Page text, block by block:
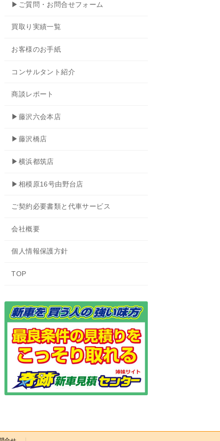
▶ご質問・お問合せフォーム
買取り実績一覧
お客様のお手紙
コンサルタント紹介
商談レポート
▶藤沢六会本店
▶藤沢橋店
▶横浜都筑店
▶相模原16号由野台店
ご契約必要書類と代車サービス
会社概要
個人情報保護方針
TOP